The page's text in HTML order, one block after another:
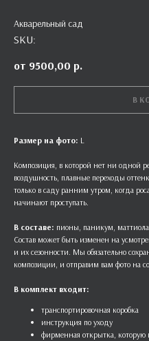
Акварельный сад
SKU:
9500,00 р.
В
Размер на фото: L
Композиция, в которой нет ни одной
воздушность, плавные переходы
только в саду ранним утром, когда
начинают проступать.
В составе: пионы, паникум,
Состав может быть изменен на
и их сезонности. Мы обязательно
композиции, и отправим вам фото на
В комплект входит:
транспортировочная коробка
инструкция по уходу
фирменная открытка,